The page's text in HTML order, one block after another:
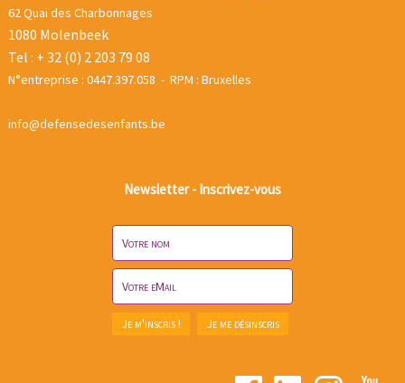
62 Quai des Charbonnages
1080 Molenbeek
Tel : + 32 (0) 2 203 79 08
N°entreprise : 0447.397.058 - RPM : Bruxelles
info@defensedesenfants.be
Newsletter - Inscrivez-vous